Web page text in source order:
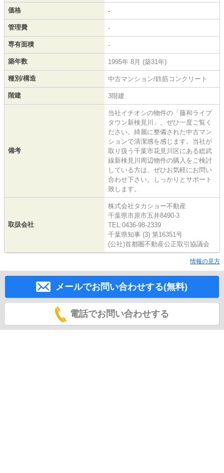
価格 -
管理費 -
専有面積 -
築年数 1995年 8月 (築31年)
種別/構造 中古マンション/鉄筋コンクリート
階建 3階建
備考
当社イチオシの物件の「藤和ライブ
タウン新検見川」。ぜひ一度ご覧く
ださい。綺麗に整備された中古マン
ションで清潔感を感じます。当社が
取り扱う千葉市花見川区にある総武
線新検見川周辺物件の購入をご検討
している方は、ぜひお気軽にお問い
合わせ下さい。しっかりとサポート
致します。
取扱会社
株式会社タカショー不動産
千葉県市原市五井8490-3
TEL:0436-98-2339
千葉県知事 (3) 第16351号
(公社)首都圏不動産公正取引協議会
情報の見方
メールでお問い合わせする(無料)
電話でお問い合わせする